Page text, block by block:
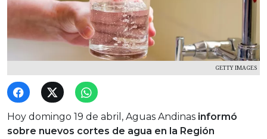
GETTY IMAGES
Hoy domingo 19 de abril, Aguas Andinas informó
sobre nuevos cortes de agua en la Región